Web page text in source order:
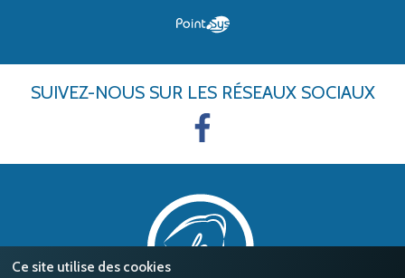
Ce site utilise des cookies
SUIVEZ-NOUS SUR LES RÉSEAUX SOCIAUX